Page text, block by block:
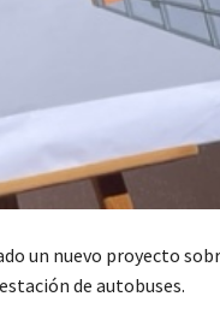
un nuevo proyecto
de autobuses.